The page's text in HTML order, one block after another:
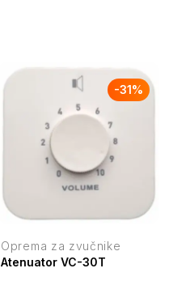
-31%
Oprema za zvučnike
Atenuator VC-30T